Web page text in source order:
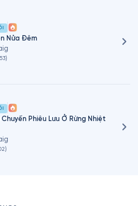
The Humans từng đoạt giải
bán chạy The Midnight Library.
ba triệu cuốn sách trên toàn thế
Nửa Đêm
)
Chuyến Phiêu Lưu Ở Rừng Nhiệt
)